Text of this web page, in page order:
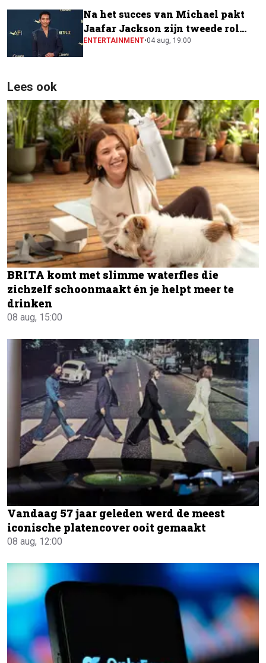
Na het succes van Michael pakt
Jaafar Jackson zijn tweede rol
naast Will Smith
ENTERTAINMENT•04 aug, 19:00
Lees ook
BRITA komt met slimme waterfles die
zichzelf schoonmaakt én je helpt meer te
drinken
08 aug, 15:00
Vandaag 57 jaar geleden werd de meest
iconische platencover ooit gemaakt
08 aug, 12:00